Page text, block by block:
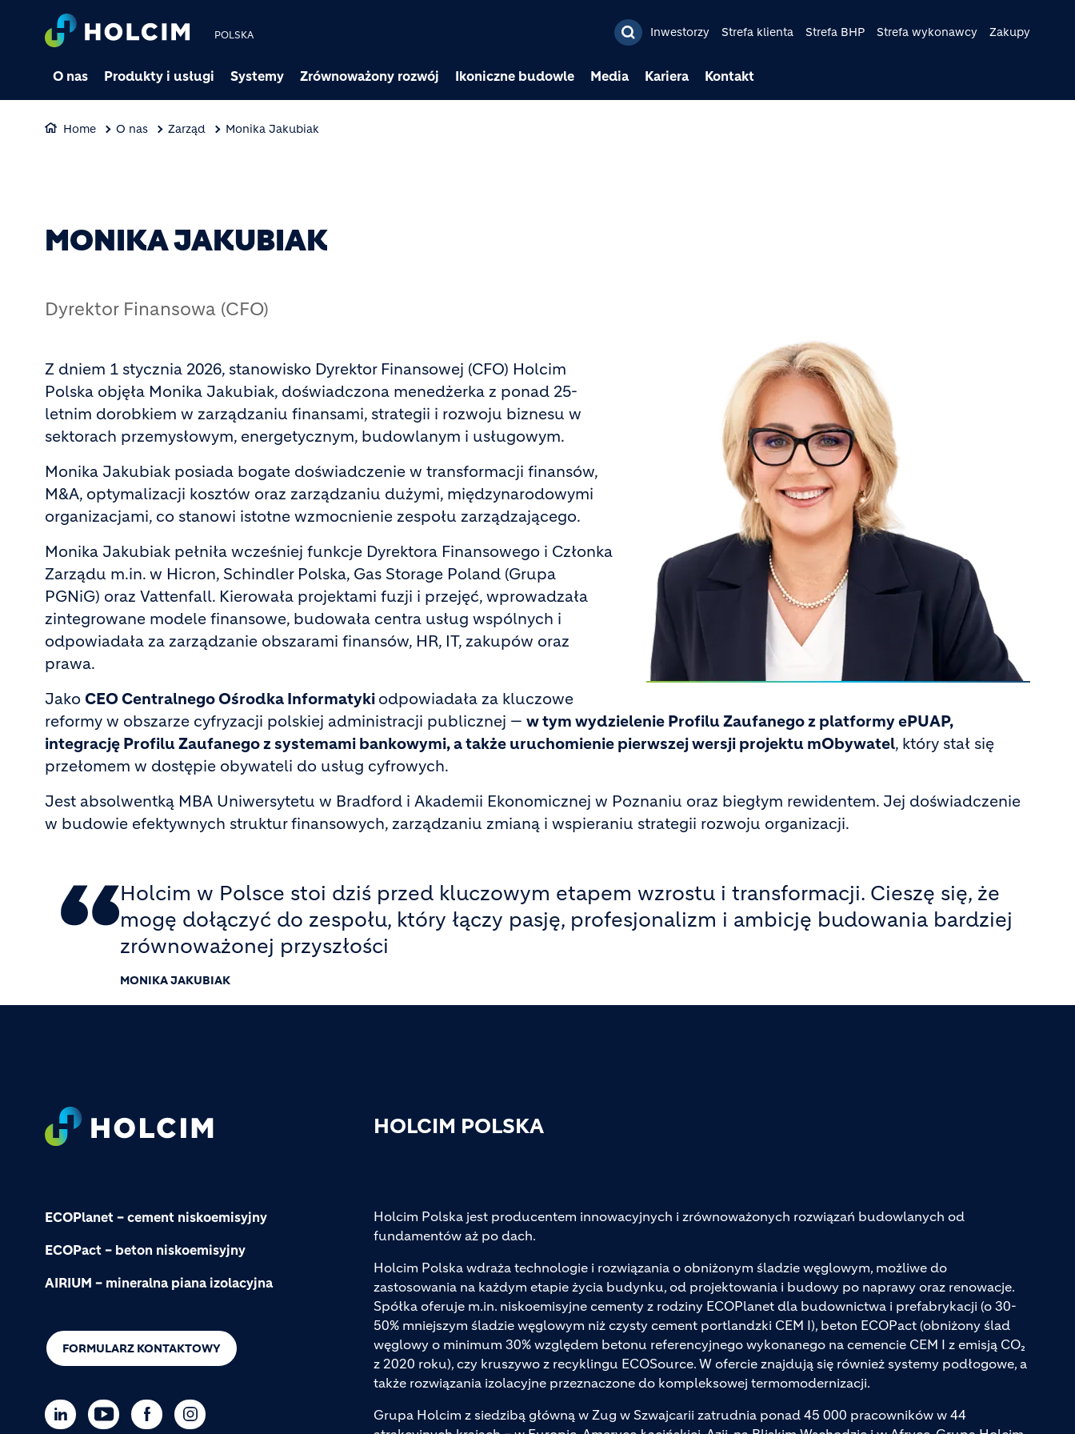
Przejdź do treści
POLSKA Inwestorzy Strefa klienta Strefa BHP Strefa wykonawcy Zakupy
O nas Produkty i usługi Systemy Zrównoważony rozwój Ikoniczne budowle Media Kariera Kontakt
Home O nas Zarząd Monika Jakubiak
MONIKA JAKUBIAK
Dyrektor Finansowa (CFO)
Z dniem 1 stycznia 2026, stanowisko Dyrektor Finansowej (CFO) Holcim
Polska objęła Monika Jakubiak, doświadczona menedżerka z ponad 25-
letnim dorobkiem w zarządzaniu finansami, strategii i rozwoju biznesu w
sektorach przemysłowym, energetycznym, budowlanym i usługowym.
Monika Jakubiak posiada bogate doświadczenie w transformacji finansów,
M&A, optymalizacji kosztów oraz zarządzaniu dużymi, międzynarodowymi
organizacjami, co stanowi istotne wzmocnienie zespołu zarządzającego.
Monika Jakubiak pełniła wcześniej funkcje Dyrektora Finansowego i Członka
Zarządu m.in. w Hicron, Schindler Polska, Gas Storage Poland (Grupa
PGNiG) oraz Vattenfall. Kierowała projektami fuzji i przejęć, wprowadzała
zintegrowane modele finansowe, budowała centra usług wspólnych i
odpowiadała za zarządzanie obszarami finansów, HR, IT, zakupów oraz
prawa.
Jako CEO Centralnego Ośrodka Informatyki odpowiadała za kluczowe
reformy w obszarze cyfryzacji polskiej administracji publicznej — w tym wydzielenie Profilu Zaufanego z platformy ePUAP,
integrację Profilu Zaufanego z systemami bankowymi, a także uruchomienie pierwszej wersji projektu mObywatel, który stał się
przełomem w dostępie obywateli do usług cyfrowych.
Jest absolwentką MBA Uniwersytetu w Bradford i Akademii Ekonomicznej w Poznaniu oraz biegłym rewidentem. Jej doświadczenie
w budowie efektywnych struktur finansowych, zarządzaniu zmianą i wspieraniu strategii rozwoju organizacji.
Holcim w Polsce stoi dziś przed kluczowym etapem wzrostu i transformacji. Cieszę się, że
mogę dołączyć do zespołu, który łączy pasję, profesjonalizm i ambicję budowania bardziej
zrównoważonej przyszłości
MONIKA JAKUBIAK
HOLCIM POLSKA
ECOPlanet – cement niskoemisyjny
ECOPact – beton niskoemisyjny
AIRIUM – mineralna piana izolacyjna
FORMULARZ KONTAKTOWY
Holcim Polska jest producentem innowacyjnych i zrównoważonych rozwiązań budowlanych od
fundamentów aż po dach.
Holcim Polska wdraża technologie i rozwiązania o obniżonym śladzie węglowym, możliwe do
zastosowania na każdym etapie życia budynku, od projektowania i budowy po naprawy oraz renowacje.
Spółka oferuje m.in. niskoemisyjne cementy z rodziny ECOPlanet dla budownictwa i prefabrykacji (o 30-
50% mniejszym śladzie węglowym niż czysty cement portlandzki CEM I), beton ECOPact (obniżony ślad
węglowy o minimum 30% względem betonu referencyjnego wykonanego na cemencie CEM I z emisją CO₂
z 2020 roku), czy kruszywo z recyklingu ECOSource. W ofercie znajdują się również systemy podłogowe, a
także rozwiązania izolacyjne przeznaczone do kompleksowej termomodernizacji.
Grupa Holcim z siedzibą główną w Zug w Szwajcarii zatrudnia ponad 45 000 pracowników w 44